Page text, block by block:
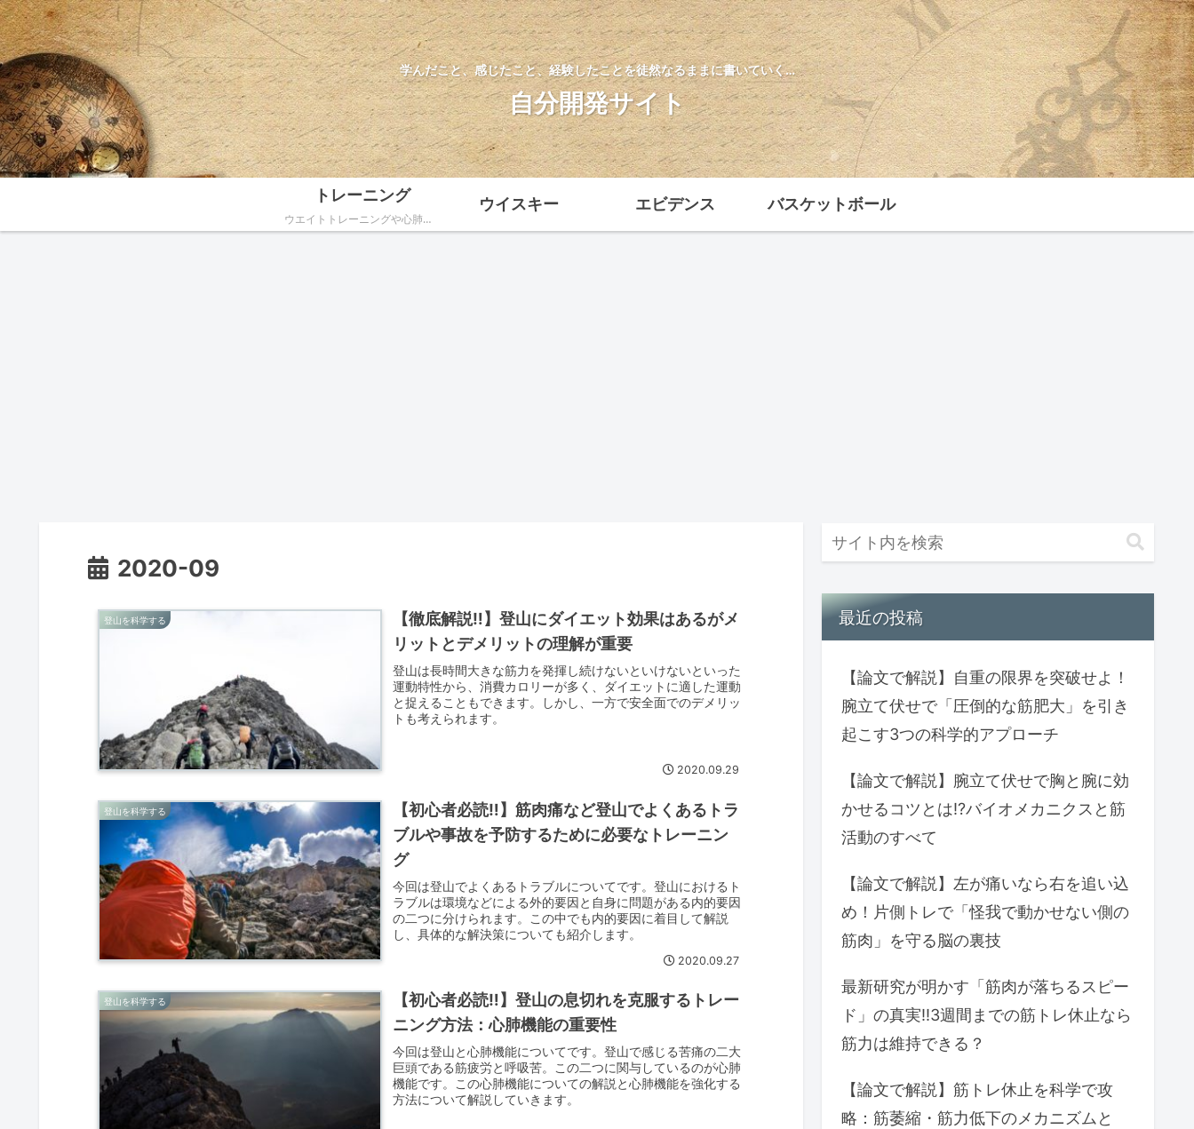
学んだこと、感じたこと、経験したことを徒然なるままに書いていく…
自分開発サイト
トレーニング
ウエイトトレーニングや心肺機能向上に向けたトレーニング方法、ダイエットなどトレーニングに関する様々な情報を科学的根拠をもとに解説
ウイスキー エビデンス バスケットボール
2020-09
登山を科学する
【徹底解説‼】登山にダイエット効果はあるがメ
リットとデメリットの理解が重要
登山は長時間大きな筋力を発揮し続けないといけないといった
運動特性から、消費カロリーが多く、ダイエットに適した運動
と捉えることもできます。しかし、一方で安全面でのデメリッ
トも考えられます。
2020.09.29
登山を科学する
【初心者必読‼】筋肉痛など登山でよくあるトラ
ブルや事故を予防するために必要なトレーニン
グ
今回は登山でよくあるトラブルについてです。登山におけるト
ラブルは環境などによる外的要因と自身に問題がある内的要因
の二つに分けられます。この中でも内的要因に着目して解説
し、具体的な解決策についても紹介します。
2020.09.27
登山を科学する
【初心者必読‼】登山の息切れを克服するトレー
ニング方法：心肺機能の重要性
今回は登山と心肺機能についてです。登山で感じる苦痛の二大
巨頭である筋疲労と呼吸苦。この二つに関与しているのが心肺
機能です。この心肺機能についての解説と心肺機能を強化する
方法について解説していきます。
最近の投稿
【論文で解説】自重の限界を突破せよ！
腕立て伏せで「圧倒的な筋肥大」を引き
起こす3つの科学的アプローチ
【論文で解説】腕立て伏せで胸と腕に効
かせるコツとは⁉バイオメカニクスと筋
活動のすべて
【論文で解説】左が痛いなら右を追い込
め！片側トレで「怪我で動かせない側の
筋肉」を守る脳の裏技
最新研究が明かす「筋肉が落ちるスピー
ド」の真実‼3週間までの筋トレ休止なら
筋力は維持できる？
【論文で解説】筋トレ休止を科学で攻
略：筋萎縮・筋力低下のメカニズムと